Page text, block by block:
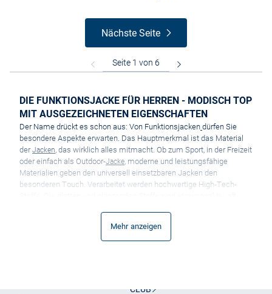
Nächste Seite
DIE FUNKTIONSJACKE FÜR HERREN - MODISCH TOP
MIT AUSGEZEICHNETEN EIGENSCHAFTEN
Der Name drückt es schon aus: Von Funktionsjacken dürfen Sie
besondere Aspekte erwarten. Das Hauptmerkmal ist das Material
derJacken, das wirklich alles mitmacht. Ob zum Sport, in der Freizeit
oder einfach als Outdoor-Jacke, moderne und leistungsfähige
Materialien geben den universell einsetzbaren Jacken den
besonderen Touch. Verarbeitet werden hochwertige High-Tech-
verschiedene Einsatzzwecke. Eine Jacke, die so vieles kann, darf
natürlich auch gut aussehen! Hier sind Sie mit dem Angebot von
Stand ist. Es versteht sich von selbst, dass moderne
Mehr anzeigen